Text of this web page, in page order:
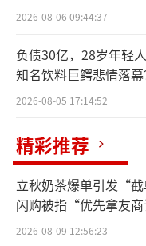
样，这些年下来
然后过气。
在激烈的市
霸王茶姬一脚
说起来，霸
感谢茶颜悦色。
2026-08-06 09:44:37
负债30亿，28岁年轻
知名饮料巨鳄悲情落幕
2026-08-05 17:14:52
精彩推荐
立秋奶茶爆单引发“
闪购被指“优先拿友
贵的拿”
2026-08-09 12:56:23